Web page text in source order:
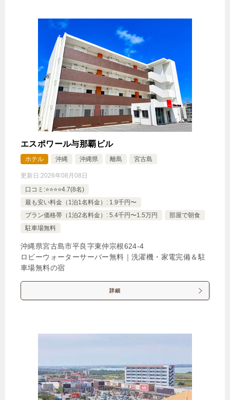
じゃらんで確認する
【シルバーウイーク】お好きなものをお好きなだ
け ディナービュッフェ付きプラン（夕朝食付き）
ツイン 🍴朝食・夕食 IN15:00- OUT-11:00
禁煙ルーム
【オーシャンビュー】ツインエグゼクティブルーム
70,230円
じゃらんで確認する
お好きなものをお好きなだけ ディナービュッフェ
付きプラン（夕朝食付き）2026秋冬
【オーシャンビュー】ツインデラックスルーム
エスポワール与那覇ビル
ホテル 沖縄 沖縄県 離島 宮古島
更新日:2026年08月08日
口コミ:⭐️⭐️⭐️⭐️4.7(8名)
最も安い料金（1泊1名料金）: 1.9千円〜
プラン価格帯（1泊2名料金）: 5.4千円〜1.5万円
部屋で朝食
駐車場無料
沖縄県宮古島市平良字東仲宗根624‐4
ロビーウォーターサーバー無料｜洗濯機・家電完備＆駐
車場無料の宿
詳細